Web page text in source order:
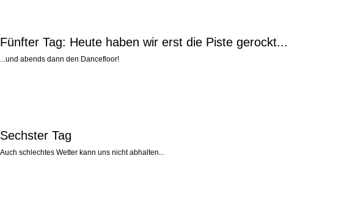
Fünfter Tag: Heute haben wir erst die Piste gerockt...
...und abends dann den Dancefloor!
Sechster Tag
Auch schlechtes Wetter kann uns nicht abhalten...